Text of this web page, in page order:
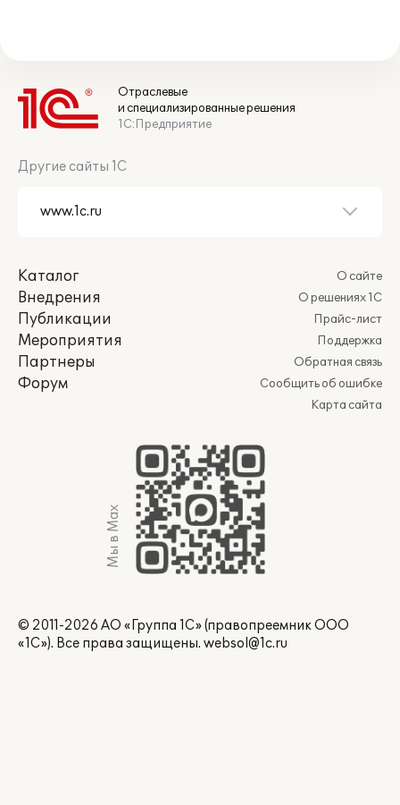
Отраслевые
и специализированные решения
1С:Предприятие
Другие сайты 1С
Каталог
Внедрения
Публикации
Мероприятия
Партнеры
Форум
О сайте
О решениях 1С
Прайс-лист
Поддержка
Обратная связь
Сообщить об ошибке
Карта сайта
Мы в Max
© 2011-2026 АО «Группа 1С» (правопреемник ООО
«1С»). Все права защищены. websol@1c.ru